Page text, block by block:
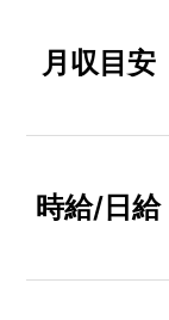
月収目安
時給/日給